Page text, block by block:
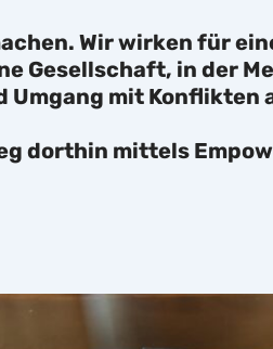
Wir wirken für
Gesellschaft, in der
Umgang mit
dorthin mittels